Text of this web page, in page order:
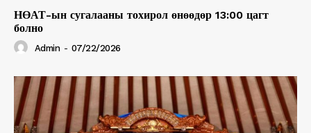
НӨАТ-ын сугалааны тохирол өнөөдөр 13:00 цагт
болно
Admin - 07/22/2026